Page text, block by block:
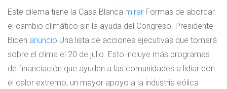
Este dilema tiene la Casa Blanca mirar Formas de abordar
el cambio climático sin la ayuda del Congreso. Presidente
Biden anuncio Una lista de acciones ejecutivas que tomará
sobre el clima el 20 de julio. Esto incluye más programas
de financiación que ayuden a las comunidades a lidiar con
el calor extremo, un mayor apoyo a la industria eólica